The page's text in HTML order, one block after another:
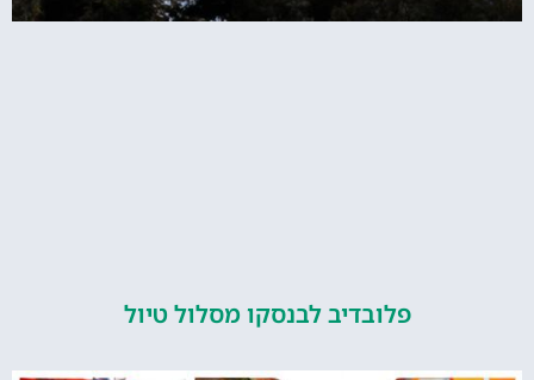
פלובדיב לבנסקו מסלול טיול